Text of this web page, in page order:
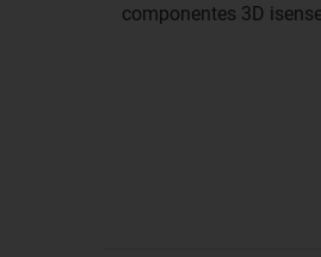
componentes 3D